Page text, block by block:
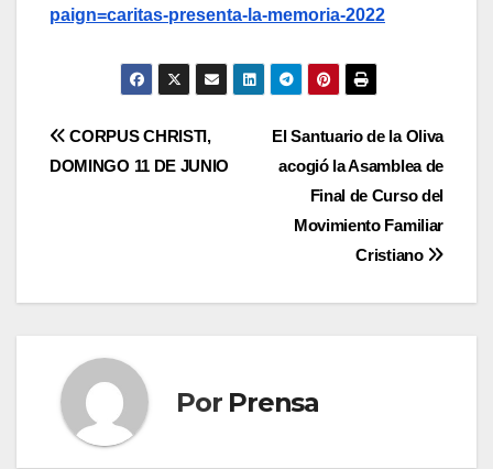
paign=caritas-presenta-la-memoria-2022
Navegación
El Santuario de la Oliva
acogió la Asamblea de
Final de Curso del
Movimiento Familiar
Cristiano
CORPUS CHRISTI,
DOMINGO 11 DE JUNIO
Por Prensa